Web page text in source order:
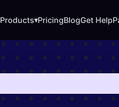
Products▾PricingBlogGet Help